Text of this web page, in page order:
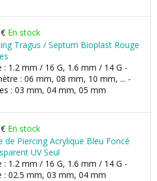
En stock
Tragus / Septum Bioplast Rouge
: 1.2 mm / 16 G, 1.6 mm / 14 G -
: 06 mm, 08 mm, 10 mm, ... -
: 03 mm, 04 mm, 05 mm
En stock
de Piercing Acrylique Bleu Foncé
UV Seul
: 1.2 mm / 16 G, 1.6 mm / 14 G -
: 02.5 mm, 03 mm, 04 mm